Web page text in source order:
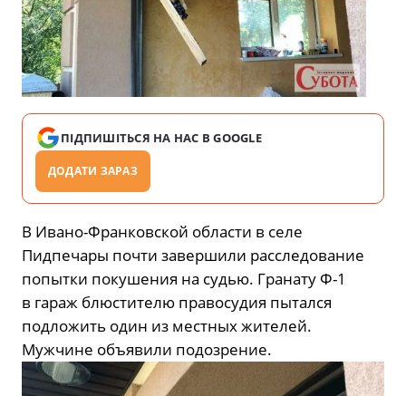
ПІДПИШІТЬСЯ НА НАС В GOOGLE
ДОДАТИ ЗАРАЗ
В Ивано-Франковской области в селе
Пидпечары почти завершили расследование
попытки покушения на судью. Гранату Ф-1
в гараж блюстителю правосудия пытался
подложить один из местных жителей.
Мужчине объявили подозрение.